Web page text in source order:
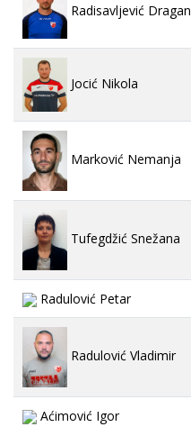
Radisavljević Dragan
Jocić Nikola
Marković Nemanja
Tufegdžić Snežana
Radulović Petar
Radulović Vladimir
Aćimović Igor